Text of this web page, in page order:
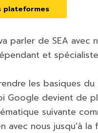
plateformes
parler de SEA avec
et
les basiques du
Google devient de
suivante
avec nous jusqu’à la